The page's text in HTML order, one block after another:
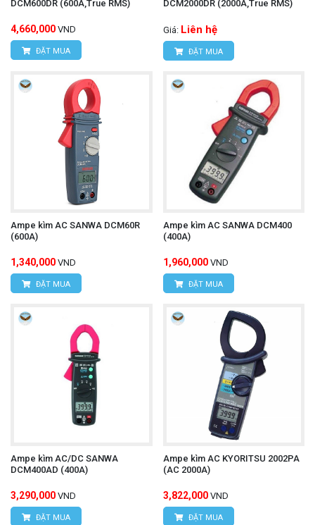
DCM600DR (600A,True RMS)
4,660,000 VND
ĐẶT MUA
DCM2000DR (2000A,True RMS)
Giá: Liên hệ
ĐẶT MUA
Ampe kìm AC SANWA DCM60R
(600A)
1,340,000 VND
ĐẶT MUA
Ampe kìm AC SANWA DCM400
(400A)
1,960,000 VND
ĐẶT MUA
Ampe kìm AC/DC SANWA
DCM400AD (400A)
3,290,000 VND
ĐẶT MUA
Ampe kìm AC KYORITSU 2002PA
(AC 2000A)
3,822,000 VND
ĐẶT MUA